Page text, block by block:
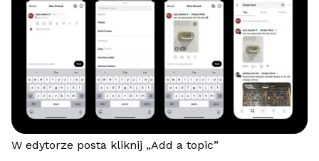
W edytorze posta kliknij „Add a topic”